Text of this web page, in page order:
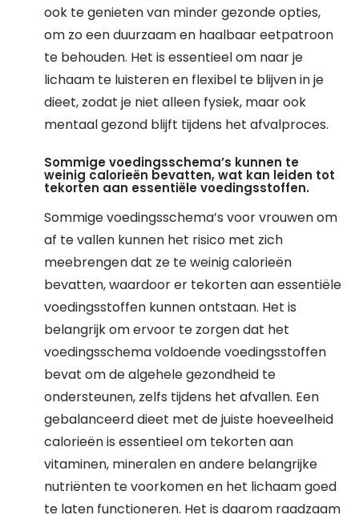
ook te genieten van minder gezonde opties,
om zo een duurzaam en haalbaar eetpatroon
te behouden. Het is essentieel om naar je
lichaam te luisteren en flexibel te blijven in je
dieet, zodat je niet alleen fysiek, maar ook
mentaal gezond blijft tijdens het afvalproces.
Sommige voedingsschema’s kunnen te
weinig calorieën bevatten, wat kan leiden tot
tekorten aan essentiële voedingsstoffen.
Sommige voedingsschema’s voor vrouwen om
af te vallen kunnen het risico met zich
meebrengen dat ze te weinig calorieën
bevatten, waardoor er tekorten aan essentiële
voedingsstoffen kunnen ontstaan. Het is
belangrijk om ervoor te zorgen dat het
voedingsschema voldoende voedingsstoffen
bevat om de algehele gezondheid te
ondersteunen, zelfs tijdens het afvallen. Een
gebalanceerd dieet met de juiste hoeveelheid
calorieën is essentieel om tekorten aan
vitaminen, mineralen en andere belangrijke
nutriënten te voorkomen en het lichaam goed
te laten functioneren. Het is daarom raadzaam